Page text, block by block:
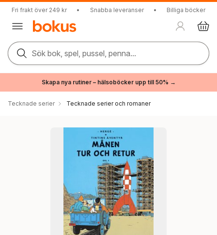
Fri frakt över 249 kr • Snabba leveranser • Billiga böcker
Sök bok, spel, pussel, penna...
Skapa nya rutiner – hälsoböcker upp till 50% →
Tecknade serier Tecknade serier och romaner